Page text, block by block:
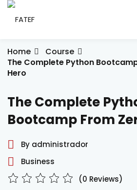
Skip
Social
Home
Course
The Complete Python
Hero
The Complete
Bootcamp From
By administrador
Business
(0 Reviews)
Don’t have an